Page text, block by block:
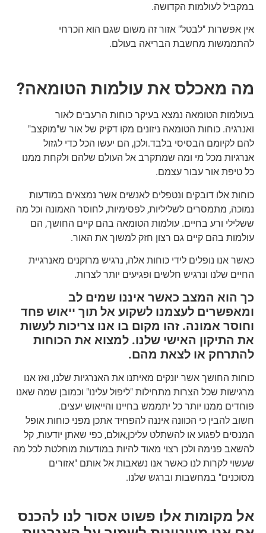
במקביל לעולמות הקדושה.
אין אפשרות "לבטל" אזור זה משום שגם הוא הכרחי
להתממשות מחשבת הבריאה בעולם.
מה מאכלס את עולמות הטומאה?
בעולמות הטומאה נמצא בעיקר כוחות הרעבים לאור
ואנרגיה. כוחות הטומאה ניזונים מקו דקיק של אור ש"מוקצב"
להם לקיומם הבסיסי בלבד.ולכן, הם יעשו הכל כדי לגזול
אנרגיות מכל מי ומה שמתקרב אל העולם שלהם ולקחת ממנו
כל טיפת אור עבור עצמם.
כוחות אלו דובקים ונטפלים לאנשים אשר נמצאים במודעות
נמוכה, מתמסרים לשליליות, לפסימיות, לחוסר האמונה וכל מה
ששלילי ורע בחיים. עולמות הטומאה בהם קיים החושך, הם
עולמות בהם קיים גם רצון חזק למשוך את האור.
כאשר אנו נופלים לידי כוחות אלה, נרגיש מרוקנים מאנרגיית
החיים שלנו ונרגיש חלשים ופגיעים יותר לצרות.
כך הוא המצב כאשר איננו שמים לב
ומאפשרים לעצמנו לשקוע אל תוך ייאוש פחד
וחוסר אמונה. זהו מקום בו אנו צריכות לעשות
את התיקון האישי שלנו. למצוא את הכוחות
להתרחק או לצאת מהם.
כוחות החושך אשר יונקים מאיתנו את האנרגיות שלנו, ואז אנו
מרגישות שכל הצרות מתחילות "ליפול עלינו" וכמובן שמה שאנו
פוחדים ממנו יותר כל יתממש בחיינו והייאוש יעצים.
חשוב להבין כי הכוונה איננה להפחיד אתכן מפני כוחות אופל
המנסים לפגוע או להשתלט עליכן,אולם, כפי שאתן יודעות, קל
להשאב פנימה ולכן רצוי מאוד להיות במודעות מוחלטת לכל מה
שעשוי לקרות לנו כאשר אנו נשאבות אל אותם "אזורים
מסוכנים" במחשבות וברגש שלנו.
אל מקומות אלו פשוט אסור לנו להכנס